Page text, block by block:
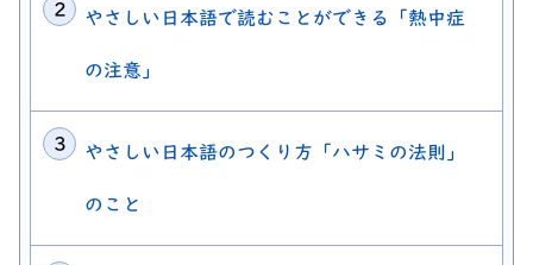
やさしい日本語で読むことができる「熱中症
の注意」
やさしい日本語のつくり方「ハサミの法則」
のこと